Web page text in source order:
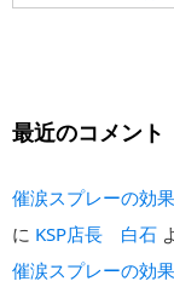
最近のコメント
催涙スプレーの効
に KSP店長 白石
催涙スプレーの効